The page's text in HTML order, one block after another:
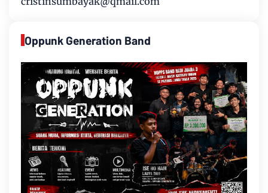
Oppunk Generation Band